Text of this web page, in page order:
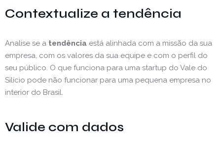
Contextualize a tendência
Analise se a tendência está alinhada com a missão da sua
empresa, com os valores da sua equipe e com o perfil do
seu público. O que funciona para uma startup do Vale do
Silício pode não funcionar para uma pequena empresa no
interior do Brasil.
Valide com dados